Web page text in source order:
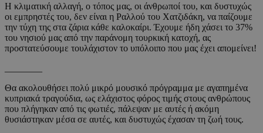
Η κλιματική αλλαγή, ο τόπος μας, οι άνθρωποί του, και δυστυχώς
οι εμπρηστές του, δεν είναι η Ραλλού του Χατζιδάκη, να παίζουμε
την τύχη της στα ζάρια κάθε καλοκαίρι. Έχουμε ήδη χάσει το 37%
του νησιού μας από την παράνομη τουρκική κατοχή, ας
προστατεύσουμε τουλάχιστον το υπόλοιπο που μας έχει απομείνει!
Θα ακολουθήσει πολύ μικρό μουσικό πρόγραμμα με αγαπημένα
κυπριακά τραγούδια, ως ελάχιστος φόρος τιμής στους ανθρώπους
που πλήγηκαν από τις φωτιές, πάλεψαν με αυτές ή ακόμη
θυσιάστηκαν μέσα σε αυτές, και δυστυχώς έχασαν τη ζωή τους.